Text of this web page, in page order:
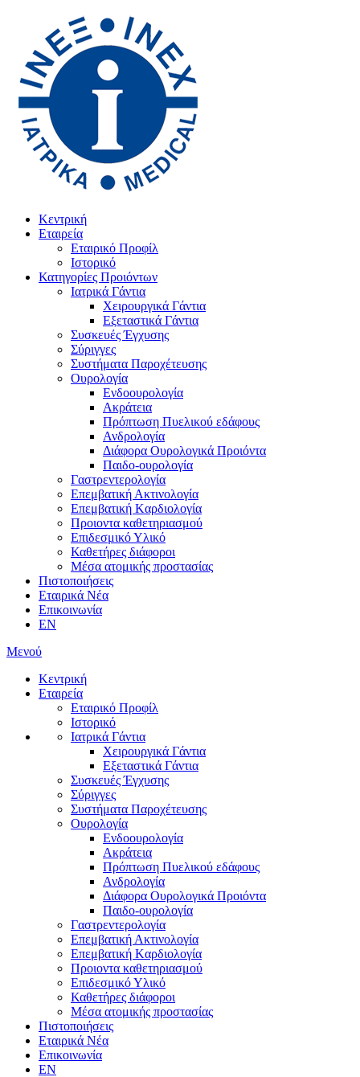
Κεντρική
Εταιρεία
Εταιρικό Προφίλ
Ιστορικό
Κατηγορίες Προιόντων
Ιατρικά Γάντια
Χειρουργικά Γάντια
Εξεταστικά Γάντια
Συσκευές Έγχυσης
Σύριγγες
Συστήματα Παροχέτευσης
Ουρολογία
Ενδοουρολογία
Ακράτεια
Πρόπτωση Πυελικού εδάφους
Ανδρολογία
Διάφορα Ουρολογικά Προιόντα
Παιδο-ουρολογία
Γαστρεντερολογία
Επεμβατική Ακτινολογία
Επεμβατική Kαρδιολογία
Προιοντα καθετηριασμού
Επιδεσμικό Υλικό
Καθετήρες διάφοροι
Μέσα ατομικής προστασίας
Πιστοποιήσεις
Εταιρικά Νέα
Επικοινωνία
EN
Μενού
Κεντρική
Εταιρεία
Εταιρικό Προφίλ
Ιστορικό
Ιατρικά Γάντια
Χειρουργικά Γάντια
Εξεταστικά Γάντια
Συσκευές Έγχυσης
Σύριγγες
Συστήματα Παροχέτευσης
Ουρολογία
Ενδοουρολογία
Ακράτεια
Πρόπτωση Πυελικού εδάφους
Ανδρολογία
Διάφορα Ουρολογικά Προιόντα
Παιδο-ουρολογία
Γαστρεντερολογία
Επεμβατική Ακτινολογία
Επεμβατική Kαρδιολογία
Προιοντα καθετηριασμού
Επιδεσμικό Υλικό
Καθετήρες διάφοροι
Μέσα ατομικής προστασίας
Πιστοποιήσεις
Εταιρικά Νέα
Επικοινωνία
EN